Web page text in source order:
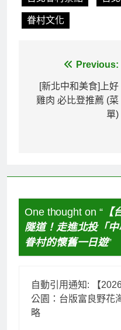
台北眷村景點 台
眷村文化
文
章[新北中和美食]上好
雞肉 必比登推薦 (菜
One thought on “ 【
隧道！走進北投「
眷村的懷舊一日遊”
自動引用通知:【
公園：台版富良野花